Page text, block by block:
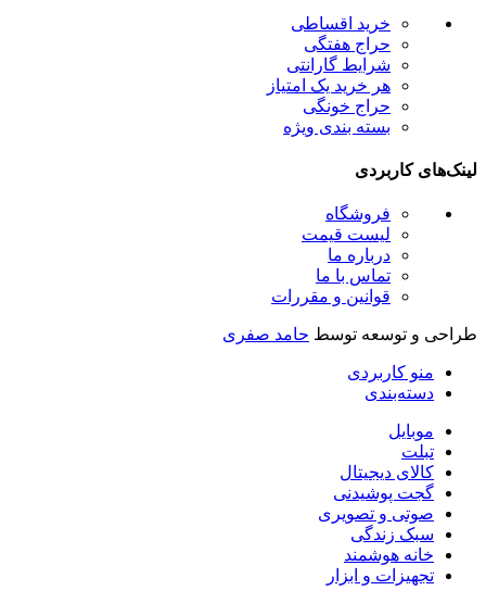
خرید اقساطی
حراج هفتگی
شرایط گارانتی
هر خرید یک امتیاز
حراج خونگی
بسته بندی ویژه
کاربردی
فروشگاه
لیست قیمت
درباره ما
تماس با ما
قوانین و مقررات
و توسعه توسطحامد صفری
منو کاربردی
دسته‌بندی
موبایل
تبلت
کالای دیجیتال
گجت پوشیدنی
صوتی و تصویری
سبک زندگی
خانه هوشمند
تجهیزات و ابزار